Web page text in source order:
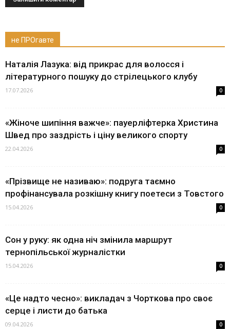
не ПРОгавте
Наталія Лазука: від прикрас для волосся і
літературного пошуку до стрілецького клубу
17.07.2026 0
«Жіноче шипіння важче»: пауерліфтерка Христина
Швед про заздрість і ціну великого спорту
22.04.2026 0
«Прізвище не називаю»: подруга таємно
профінансувала розкішну книгу поетеси з Товстого
15.04.2026 0
Сон у руку: як одна ніч змінила маршрут
тернопільської журналістки
15.04.2026 0
«Це надто чесно»: викладач з Чорткова про своє
серце і листи до батька
09.04.2026 0